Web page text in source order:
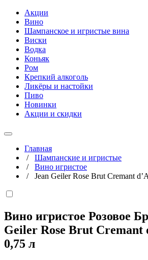
Акции
Вино
Шампанское и игристые вина
Виски
Водка
Коньяк
Ром
Крепкий алкоголь
Ликёры и настойки
Пиво
Новинки
Акции и скидки
Главная
/ Шампанские и игристые
/ Вино игристое
/ Jean Geiler Rose Brut Cremant
Вино игристое Розовое
Geiler Rose Brut Cremant
0,75 л